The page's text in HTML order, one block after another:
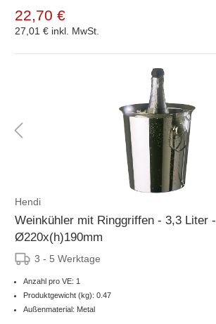
22,70 €
27,01 € inkl. MwSt.
Hendi
Weinkühler mit Ringgriffen - 3,3 Liter -
Ø220x(h)190mm
3 - 5 Werktage
Anzahl pro VE: 1
Produktgewicht (kg): 0.47
Außenmaterial: Metal